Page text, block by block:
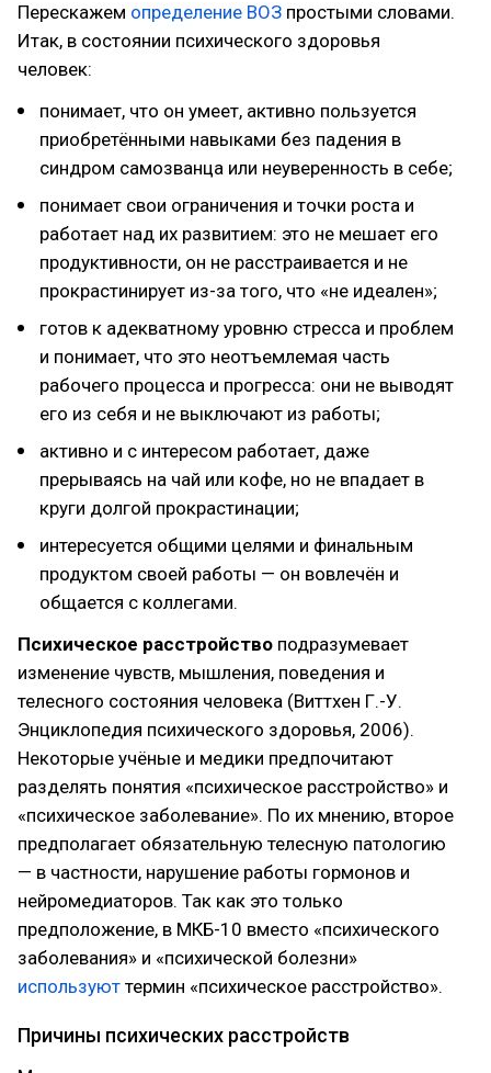
Перескажем определение ВОЗ простыми словами.
Итак, в состоянии психического здоровья
человек:
понимает, что он умеет, активно пользуется
приобретёнными навыками без падения в
синдром самозванца или неуверенность в себе;
понимает свои ограничения и точки роста и
работает над их развитием: это не мешает его
продуктивности, он не расстраивается и не
прокрастинирует из-за того, что «не идеален»;
готов к адекватному уровню стресса и проблем
и понимает, что это неотъемлемая часть
рабочего процесса и прогресса: они не выводят
его из себя и не выключают из работы;
активно и с интересом работает, даже
прерываясь на чай или кофе, но не впадает в
круги долгой прокрастинации;
интересуется общими целями и финальным
продуктом своей работы — он вовлечён и
общается с коллегами.
Психическое расстройство подразумевает
изменение чувств, мышления, поведения и
телесного состояния человека (Виттхен Г.-У.
Энциклопедия психического здоровья, 2006).
Некоторые учёные и медики предпочитают
разделять понятия «психическое расстройство» и
«психическое заболевание». По их мнению, второе
предполагает обязательную телесную патологию
— в частности, нарушение работы гормонов и
нейромедиаторов. Так как это только
предположение, в МКБ-10 вместо «психического
заболевания» и «психической болезни»
используют термин «психическое расстройство».
Причины психических расстройств